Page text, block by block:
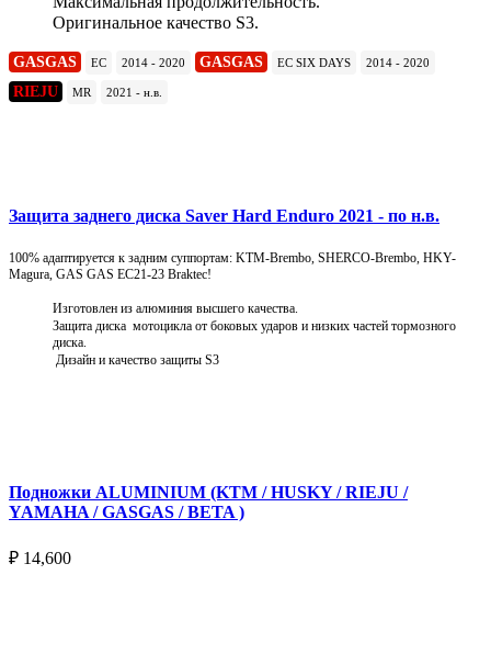
Оригинальное качество S3.
GASGAS EC 2014 - 2020 GASGAS EC SIX DAYS 2014 - 2020
RIEJU MR 2021 - н.в.
Защита заднего диска Saver Hard Enduro 2021 - по н.в.
100% адаптируется к задним суппортам: KTM-Brembo, SHERCO-Brembo, HKY-
Magura, GAS GAS EC21-23 Braktec!
Изготовлен из алюминия высшего качества.
Защита диска мотоцикла от боковых ударов и низких частей тормозного
диска.
Дизайн и качество защиты S3
Подножки ALUMINIUM (KTM / HUSKY / RIEJU /
YAMAHA / GASGAS / BETA )
₽ 14,600